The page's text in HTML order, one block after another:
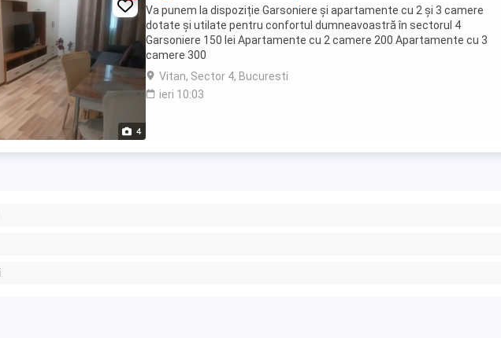
4
Va punem la dispoziție Garsoniere și apartamente cu 2 și 3 camere
dotate și utilate pentru confortul dumneavoastră în sectorul 4
Garsoniere 150 lei Apartamente cu 2 camere 200 Apartamente cu 3
camere 300
Vitan, Sector 4, Bucuresti
ieri 10:03